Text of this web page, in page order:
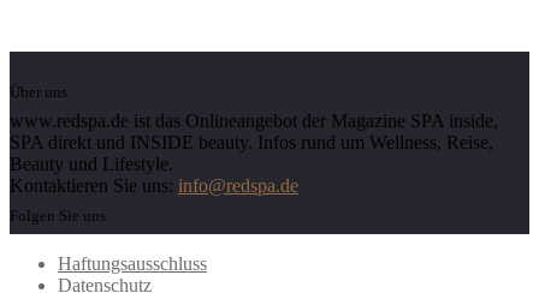
Über uns
www.redspa.de ist das Onlineangebot der Magazine SPA inside,
SPA direkt und INSIDE beauty. Infos rund um Wellness, Reise,
Beauty und Lifestyle.
Kontaktieren Sie uns: info@redspa.de
Folgen Sie uns
Haftungsausschluss
Datenschutz